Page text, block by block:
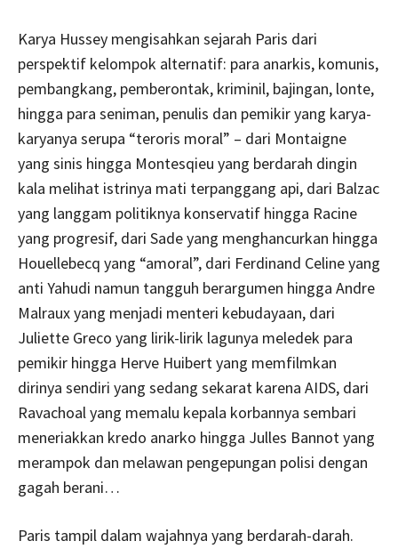
Karya Hussey mengisahkan sejarah Paris dari
perspektif kelompok alternatif: para anarkis, komunis,
pembangkang, pemberontak, kriminil, bajingan, lonte,
hingga para seniman, penulis dan pemikir yang karya-
karyanya serupa “teroris moral” – dari Montaigne
yang sinis hingga Montesqieu yang berdarah dingin
kala melihat istrinya mati terpanggang api, dari Balzac
yang langgam politiknya konservatif hingga Racine
yang progresif, dari Sade yang menghancurkan hingga
Houellebecq yang “amoral”, dari Ferdinand Celine yang
anti Yahudi namun tangguh berargumen hingga Andre
Malraux yang menjadi menteri kebudayaan, dari
Juliette Greco yang lirik-lirik lagunya meledek para
pemikir hingga Herve Huibert yang memfilmkan
dirinya sendiri yang sedang sekarat karena AIDS, dari
Ravachoal yang memalu kepala korbannya sembari
meneriakkan kredo anarko hingga Julles Bannot yang
merampok dan melawan pengepungan polisi dengan
gagah berani…
Paris tampil dalam wajahnya yang berdarah-darah.